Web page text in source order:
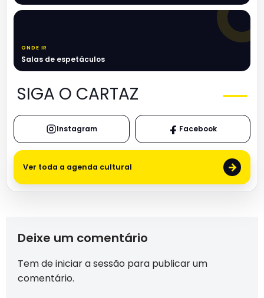
ONDE IR
Salas de espetáculos
SIGA O CARTAZ
Instagram Facebook
Ver toda a agenda cultural →
Deixe um comentário
Tem deiniciar a sessão para publicar um
comentário.